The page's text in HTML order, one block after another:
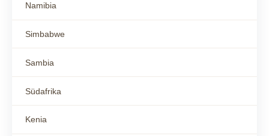
Namibia
Simbabwe
Sambia
Südafrika
Kenia